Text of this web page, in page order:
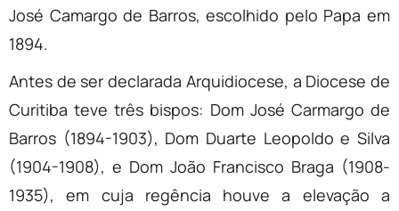
José Camargo de Barros, escolhido pelo Papa em
1894.
Antes de ser declarada Arquidiocese, a Diocese de
Curitiba teve três bispos: Dom José Carmargo de
Barros (1894-1903), Dom Duarte Leopoldo e Silva
(1904-1908), e Dom João Francisco Braga (1908-
1935), em cuja regência houve a elevação a